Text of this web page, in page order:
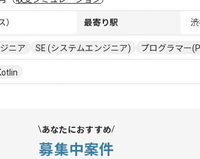
） 最寄り駅
ニア SE (システムエンジニア) プログラマー
あなたにおすすめ
募集中案件